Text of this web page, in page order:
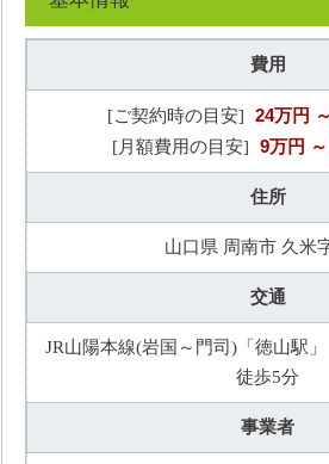
費用
[ご契約時の目安] 24万円
[月額費用の目安] 9万円
住所
山口県 周南市 久米
交通
JR山陽本線(岩国～門司)「徳山駅
徒歩5分
事業者